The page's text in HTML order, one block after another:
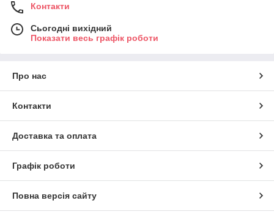
Контакти
Сьогодні вихідний
Показати весь графік роботи
Про нас
Контакти
Доставка та оплата
Графік роботи
Повна версія сайту